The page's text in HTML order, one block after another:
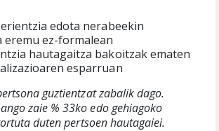
edota nerabeekin
eremu ez-formalean
hautagaitza bakoitzak ematen
esparruan
guztientzat zabalik dago.
zaie % 33ko edo gehiagoko
duten pertsoen hautagaiei.